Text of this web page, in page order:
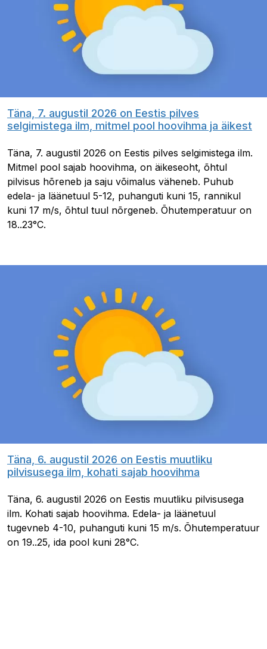
Täna, 7. augustil 2026 on Eestis pilves
selgimistega ilm, mitmel pool hoovihma ja äikest
Täna, 7. augustil 2026 on Eestis pilves selgimistega ilm.
Mitmel pool sajab hoovihma, on äikeseoht, õhtul
pilvisus hõreneb ja saju võimalus väheneb. Puhub
edela- ja läänetuul 5-12, puhanguti kuni 15, rannikul
kuni 17 m/s, õhtul tuul nõrgeneb. Õhutemperatuur on
18..23°C.
Täna, 6. augustil 2026 on Eestis muutliku
pilvisusega ilm, kohati sajab hoovihma
Täna, 6. augustil 2026 on Eestis muutliku pilvisusega
ilm. Kohati sajab hoovihma. Edela- ja läänetuul
tugevneb 4-10, puhanguti kuni 15 m/s. Õhutemperatuur
on 19..25, ida pool kuni 28°C.